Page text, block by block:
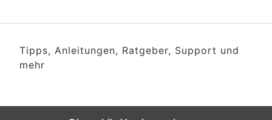
Tipps, Anleitungen, Ratgeber, Support und
mehr